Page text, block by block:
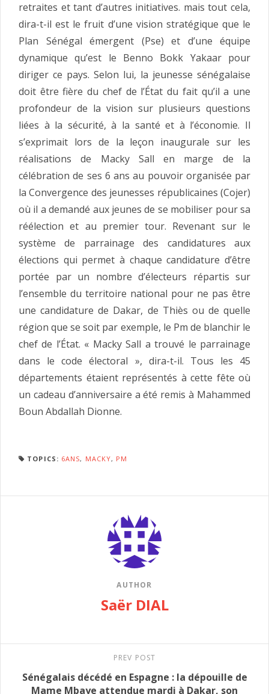
retraites et tant d’autres initiatives. mais tout cela,
dira-t-il est le fruit d’une vision stratégique que le
Plan Sénégal émergent (Pse) et d’une équipe
dynamique qu’est le Benno Bokk Yakaar pour
diriger ce pays. Selon lui, la jeunesse sénégalaise
doit être fière du chef de l’État du fait qu’il a une
profondeur de la vision sur plusieurs questions
liées à la sécurité, à la santé et à l’économie. Il
s’exprimait lors de la leçon inaugurale sur les
réalisations de Macky Sall en marge de la
célébration de ses 6 ans au pouvoir organisée par
la Convergence des jeunesses républicaines (Cojer)
où il a demandé aux jeunes de se mobiliser pour sa
réélection et au premier tour. Revenant sur le
système de parrainage des candidatures aux
élections qui permet à chaque candidature d’être
portée par un nombre d’électeurs répartis sur
l’ensemble du territoire national pour ne pas être
une candidature de Dakar, de Thiès ou de quelle
région que se soit par exemple, le Pm de blanchir le
chef de l’État. « Macky Sall a trouvé le parrainage
dans le code électoral », dira-t-il. Tous les 45
départements étaient représentés à cette fête où
un cadeau d’anniversaire a été remis à Mahammed
Boun Abdallah Dionne.
TOPICS: 6ANS, MACKY, PM
AUTHOR
Saër DIAL
PREV POST
Sénégalais décédé en Espagne : la dépouille de
Mame Mbaye attendue mardi à Dakar, son